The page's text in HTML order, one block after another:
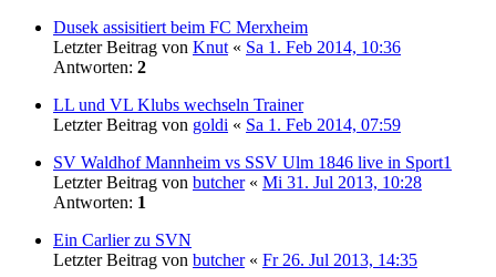
Dusek assisitiert beim FC Merxheim
Letzter Beitrag von Knut « Sa 1. Feb 2014, 10:36
Antworten: 2
LL und VL Klubs wechseln Trainer
Letzter Beitrag von goldi « Sa 1. Feb 2014, 07:59
SV Waldhof Mannheim vs SSV Ulm 1846 live in Sport1
Letzter Beitrag von butcher« Mi 31. Jul 2013, 10:28
Antworten: 1
Ein Carlier zu SVN
Letzter Beitrag von butcher« Fr 26. Jul 2013, 14:35